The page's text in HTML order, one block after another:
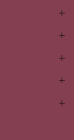
13:00 - 17:30